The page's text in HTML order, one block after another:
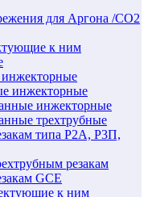
для Аргона /СО2
к ним
инжекторные
инжекторные
инжекторные
трехтрубные
типа Р2А, Р3П,
резакам
GCE
к ним